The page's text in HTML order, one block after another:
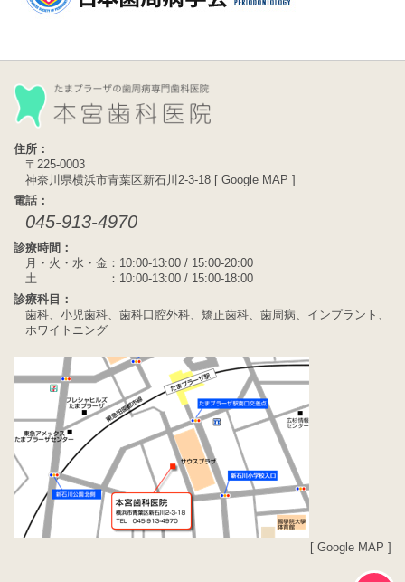
住所：
〒225-0003
神奈川県横浜市青葉区新石川2-3-18 [ Google MAP
電話：
045-913-4970
診療時間：
月・火・水・金：10:00-13:00 / 15:00-20:00
土 ：10:00-13:00 / 15:00-18:00
診療科目：
歯科、小児歯科、歯科口腔外科、矯正歯科、歯周病、インプラント、
ホワイトニング
Google MAP